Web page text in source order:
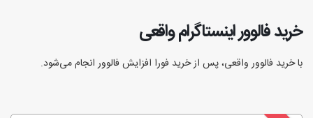
خرید فالوور اینستاگرام واقعی
با خرید فالوور واقعی، پس از خرید فورا افزایش فالوور انجام‌ می‌شود.